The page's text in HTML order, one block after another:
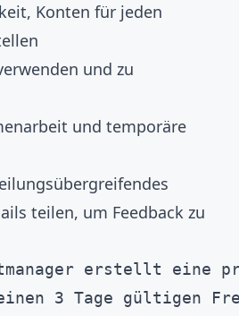
Konten für jeden
und zu
und temporäre
teilen, um Feedback zu
erstellt eine
3 Tage gültigen